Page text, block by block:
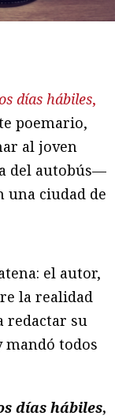
días hábiles,
poemario,
al joven
del autobús—
una ciudad de
el autor,
la realidad
redactar su
todos
días hábiles,